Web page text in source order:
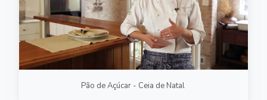
Pão de Açúcar - Ceia de Natal